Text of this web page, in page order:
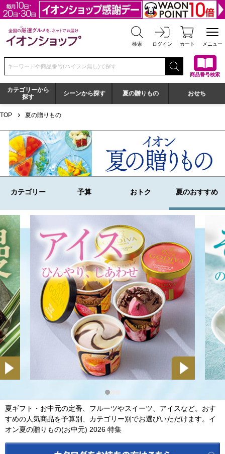
全国の厳選グルメを、ネットでお届け イオンショップ
検索 ログイン カート メニュー
検索キーワードまたは商品番号を入力してください
商品番号検索
カテゴリーから
探す
シーンから探す 夏の贈りもの おせち
TOP 夏の贈りもの
カテゴリー 予算 おトク 夏のおすすめ
1
夏ギフト・お中元の定番、フルーツやスイーツ、アイスなど。おす
すめの人気商品を予算別、カテゴリー別でお選びいただけます。イ
オン夏の贈りもの(お中元) 2026 特集